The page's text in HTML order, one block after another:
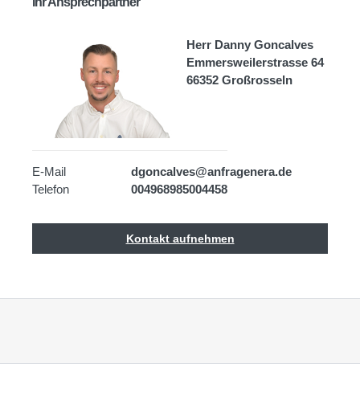
Herr Danny Goncalves
Emmersweilerstrasse 64
66352 Großrosseln
E-Mail
dgoncalves@anfragenera.de
Telefon
004968985004458
Kontakt aufnehmen